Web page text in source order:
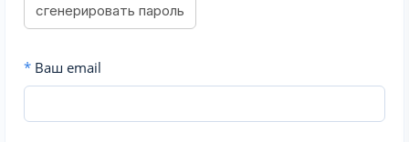
сгенерировать пароль
* Ваш email